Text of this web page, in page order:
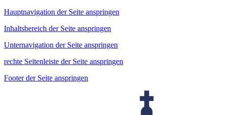
Hauptnavigation der Seite anspringen
Inhaltsbereich der Seite anspringen
Unternavigation der Seite anspringen
rechte Seitenleiste der Seite anspringen
Footer der Seite anspringen